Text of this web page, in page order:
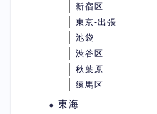
新宿区
東京-出張
池袋
渋谷区
秋葉原
練馬区
東海